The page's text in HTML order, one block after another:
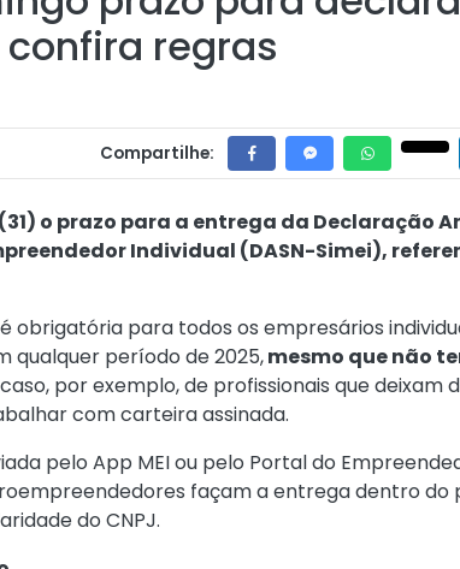
confira regras
Compartilhe:
o prazo para a entrega da Declaração
Individual (DASN-Simei),
obrigatória para todos os empresários
qualquer período de 2025,mesmo que não
caso, por exemplo, de profissionais que deixam
com carteira assinada.
pelo App MEI ou pelo Portal do
façam a entrega dentro do
do CNPJ.